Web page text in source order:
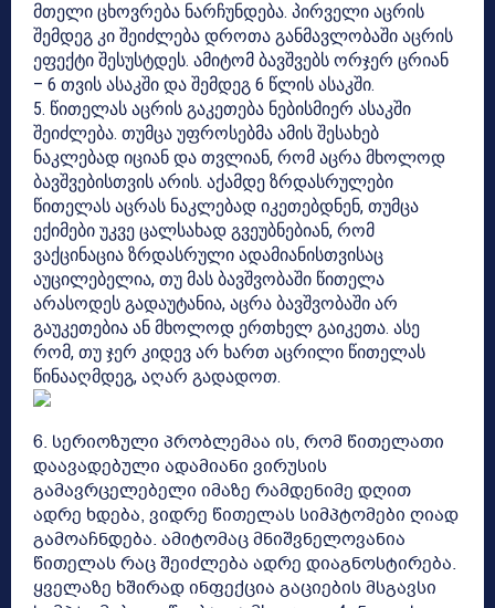
მთელი ცხოვრება ნარჩუნდება. პირველი აცრის
შემდეგ კი შეიძლება დროთა განმავლობაში აცრის
ეფექტი შესუსტდეს. ამიტომ ბავშვებს ორჯერ ცრიან
– 6 თვის ასაკში და შემდეგ 6 წლის ასაკში.
5. წითელას აცრის გაკეთება ნებისმიერ ასაკში
შეიძლება. თუმცა უფროსებმა ამის შესახებ
ნაკლებად იციან და თვლიან, რომ აცრა მხოლოდ
ბავშვებისთვის არის. აქამდე ზრდასრულები
წითელას აცრას ნაკლებად იკეთებდნენ, თუმცა
ექიმები უკვე ცალსახად გვეუბნებიან, რომ
ვაქცინაცია ზრდასრული ადამიანისთვისაც
აუცილებელია, თუ მას ბავშვობაში წითელა
არასოდეს გადაუტანია, აცრა ბავშვობაში არ
გაუკეთებია ან მხოლოდ ერთხელ გაიკეთა. ასე
რომ, თუ ჯერ კიდევ არ ხართ აცრილი წითელას
წინააღმდეგ, აღარ გადადოთ.
6. სერიოზული პრობლემაა ის, რომ წითელათი
დაავადებული ადამიანი ვირუსის
გამავრცელებელი იმაზე რამდენიმე დღით
ადრე ხდება, ვიდრე წითელას სიმპტომები ღიად
გამოაჩნდება. ამიტომაც მნიშვნელოვანია
წითელას რაც შეიძლება ადრე დიაგნოსტირება.
ყველაზე ხშირად ინფექცია გაციების მსგავსი